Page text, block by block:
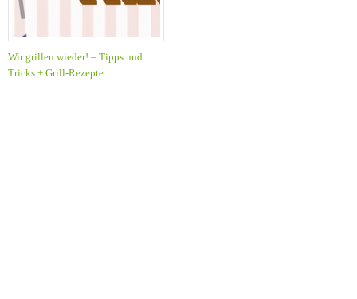
Wir grillen wieder! – Tipps und
Tricks + Grill-Rezepte